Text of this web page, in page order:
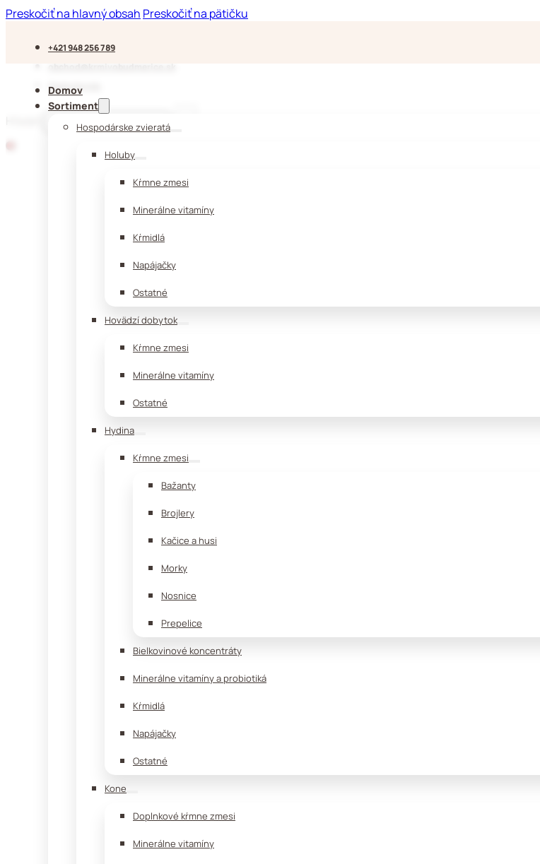
Preskočiť na hlavný obsah Preskočiť na pätičku
+421 948 256 789
Sledujte nás
Domov
Sortiment
Hospodárske zvieratá
Holuby
Kŕmne zmesi
Minerálne vitamíny
Kŕmidlá
Napájačky
Ostatné
Hovädzí dobytok
Kŕmne zmesi
Minerálne vitamíny
Ostatné
Hydina
Kŕmne zmesi
Bažanty
Brojlery
Kačice a husi
Morky
Nosnice
Prepelice
Bielkovinové koncentráty
Minerálne vitamíny a probiotiká
Kŕmidlá
Napájačky
Ostatné
Kone
Doplnkové kŕmne zmesi
Minerálne vitamíny